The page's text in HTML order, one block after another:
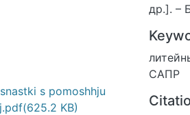
s pomoshhju
(625.2 KB)
др.]. –
САПР